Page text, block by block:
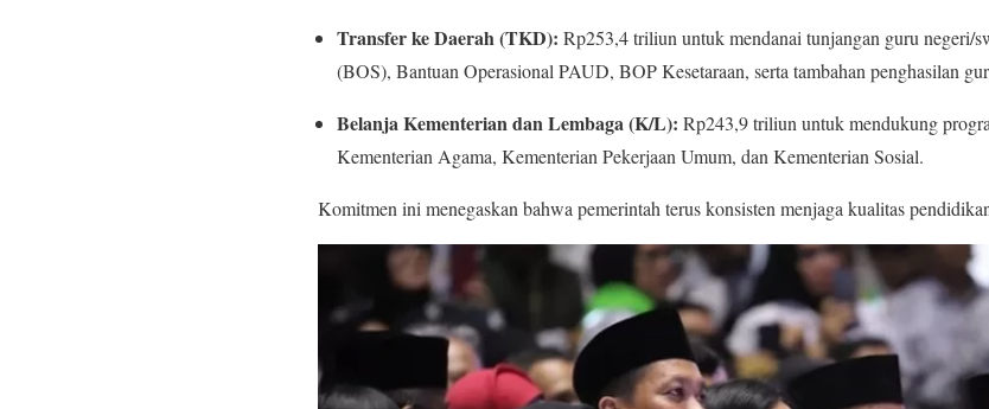
Transfer ke Daerah (TKD): Rp253,4 triliun untuk mendanai tunjangan guru negeri/
(BOS), Bantuan Operasional PAUD, BOP Kesetaraan, serta tambahan penghasilan
Belanja Kementerian dan Lembaga (K/L): Rp243,9 triliun untuk mendukung
Kementerian Agama, Kementerian Pekerjaan Umum, dan Kementerian Sosial.
Komitmen ini menegaskan bahwa pemerintah terus konsisten menjaga kualitas